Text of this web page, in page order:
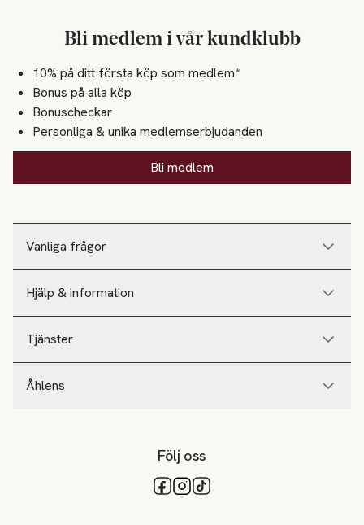
Vanliga frågor
Hjälp & information
Tjänster
Åhlens
Bli medlem i vår kundklubb
10% på ditt första köp som medlem*
Bonus på alla köp
Bonuscheckar
Personliga & unika medlemserbjudanden
Bli medlem
Följ oss